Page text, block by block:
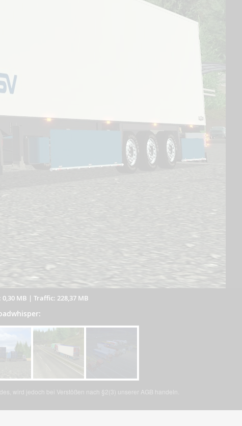
MB | Traffic: 228,37 MB
wird jedoch bei Verstößen nach §2(3) unserer AGB handeln.